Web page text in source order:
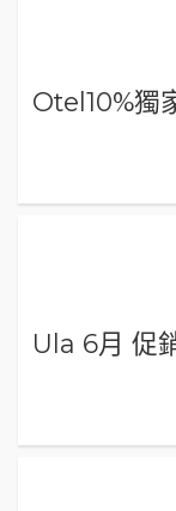
Otel10%獨
Ula 6月 促